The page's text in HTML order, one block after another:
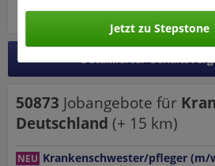
pro Jahr
pro
50873 Jobangebote für
Deutschland (+ 15 km)
NEU Krankenschwester/pfleger (m/
Jetzt zu Stepstone